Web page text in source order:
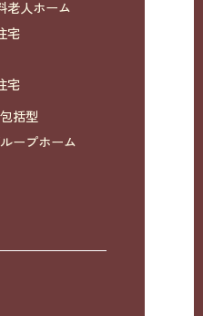
老人ホーム
宅
宅
括型
ープホーム